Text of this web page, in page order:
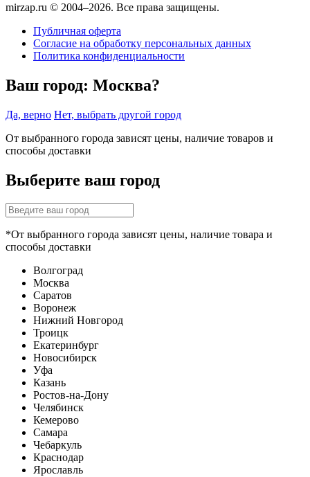
mirzap.ru © 2004–2026. Все права защищены.
Публичная оферта
Согласие на обработку персональных данных
Политика конфиденциальности
Ваш город: Москва?
Да, верно Нет, выбрать другой город
От выбранного города зависят цены, наличие товаров и
способы доставки
Выберите ваш город
*От выбранного города зависят цены, наличие товара и
способы доставки
Волгоград
Москва
Саратов
Воронеж
Нижний Новгород
Троицк
Екатеринбург
Новосибирск
Уфа
Казань
Ростов-на-Дону
Челябинск
Кемерово
Самара
Чебаркуль
Краснодар
Ярославль